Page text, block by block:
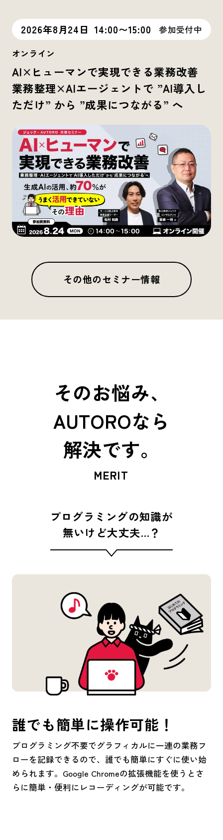
2026年8月24日 14:00〜15:00 参加受付中
オンライン
AI×ヒューマンで実現できる業務改善
業務整理×AIエージェントで ”AI導入し
ただけ” から ”成果につながる” へ
その他のセミナー情報
そのお悩み、
AUTOROなら
解決です。
MERIT
プログラミングの知識が
無いけど大丈夫…？
誰でも簡単に操作可能！
プログラミング不要でグラフィカルに一連の業務フ
ローを記録できるので、誰でも簡単にすぐに使い始
められます。Google Chromeの拡張機能を使うとさ
らに簡単・便利にレコーディングが可能です。